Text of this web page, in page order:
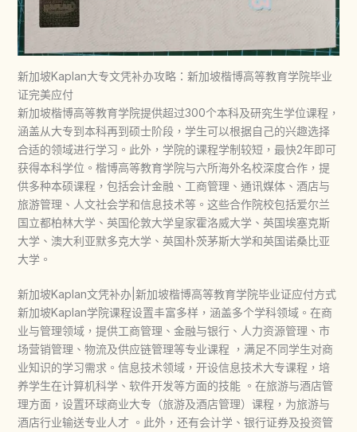
新加坡Kaplan大专文凭补办攻略：新加坡楷博高等教育学院毕业
证完美应付
新加坡楷博高等教育学院提供超过300个本科及研究生学位课程，
涵盖从大专到本科再到硕士阶段，学生可以根据自己的兴趣选择
合适的领域进行学习‌。此外，学院的课程学制较短，最快2年即可
获得本科学位。楷博高等教育学院与六所海外名校深度合作，提
供多种本硕课程，包括会计金融、工商管理、通讯媒体、酒店与
旅游管理、人文社会学和信息技术等。这些合作院校包括爱尔兰
国立都柏林大学、英国伦敦大学皇家霍洛威大学、英国埃塞克斯
大学、澳大利亚默多克大学、英国朴茨茅斯大学和英国诺桑比亚
大学。
新加坡Kaplan文凭补办|新加坡楷博高等教育学院毕业证应付方式
新加坡Kaplan学院课程设置丰富多样，涵盖多个学科领域。在商
业与管理领域，提供工商管理、金融与银行、人力资源管理、市
场营销管理、物流及供应链管理等专业课程 ，满足不同学生对商
业知识的学习需求。信息技术领域，开设信息技术大专课程，培
养学生在计算机科学、软件开发等方面的技能 。在旅游与酒店管
理方面，设置环球商业大专（旅游及酒店管理）课程，为旅游与
酒店行业输送专业人才 。此外，还有会计学、银行证券及投资管